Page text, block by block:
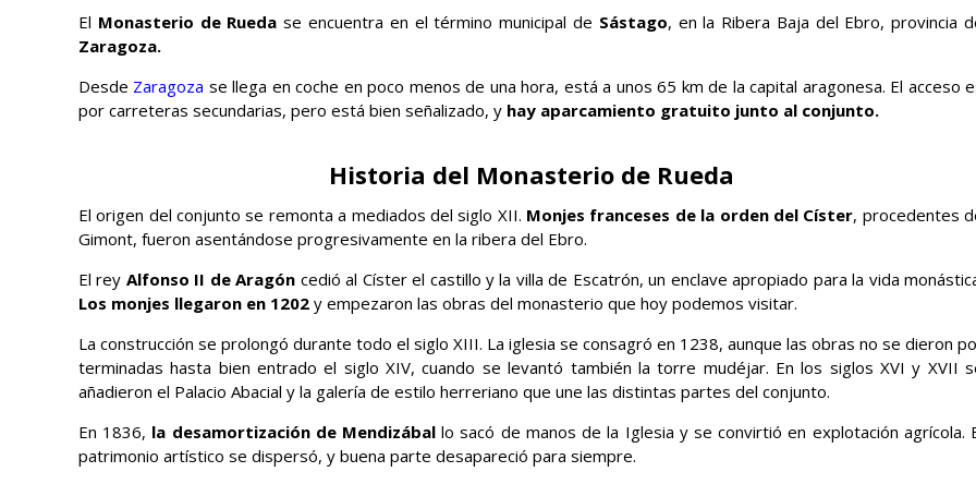
El Monasterio de Rueda se encuentra en el término municipal de Sástago, en la Ribera Baja del Ebro, provincia
Zaragoza.
Desde Zaragoza se llega en coche en poco menos de una hora, está a unos 65 km de la capital aragonesa. El acceso
por carreteras secundarias, pero está bien señalizado, y hay aparcamiento gratuito junto al conjunto.
Historia del Monasterio de Rueda
El origen del conjunto se remonta a mediados del siglo XII. Monjes franceses de la orden del Císter, procedentes
Gimont, fueron asentándose progresivamente en la ribera del Ebro.
El rey Alfonso II de Aragón cedió al Císter el castillo y la villa de Escatrón, un enclave apropiado para la vida
Los monjes llegaron en 1202 y empezaron las obras del monasterio que hoy podemos visitar.
La construcción se prolongó durante todo el siglo XIII. La iglesia se consagró en 1238, aunque las obras no se dieron
terminadas hasta bien entrado el siglo XIV, cuando se levantó también la torre mudéjar. En los siglos XVI y XVII
añadieron el Palacio Abacial y la galería de estilo herreriano que une las distintas partes del conjunto.
En 1836, la desamortización de Mendizáballo sacó de manos de la Iglesia y se convirtió en explotación agrícola.
patrimonio artístico se dispersó, y buena parte desapareció para siempre.